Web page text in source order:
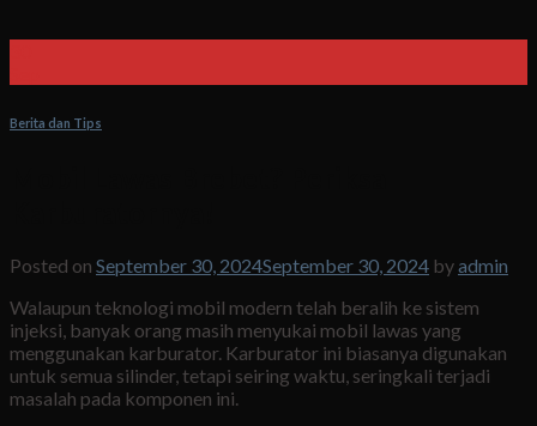
Berita dan Tips
Posted on September 30, 2024September 30, 2024 byadmin
Walaupun teknologi mobil modern telah beralih ke sistem
injeksi, banyak orang masih menyukai mobil lawas yang
menggunakan karburator. Karburator ini biasanya digunakan
untuk semua silinder, tetapi seiring waktu, seringkali terjadi
masalah pada komponen ini.